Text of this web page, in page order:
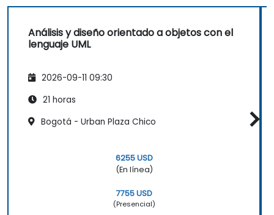
Análisis y diseño orientado a objetos con el
lenguaje UML
2026-09-11 09:30
21 horas
Bogotá - Urban Plaza Chico
6255 USD
(En línea)
7755 USD
(Presencial)